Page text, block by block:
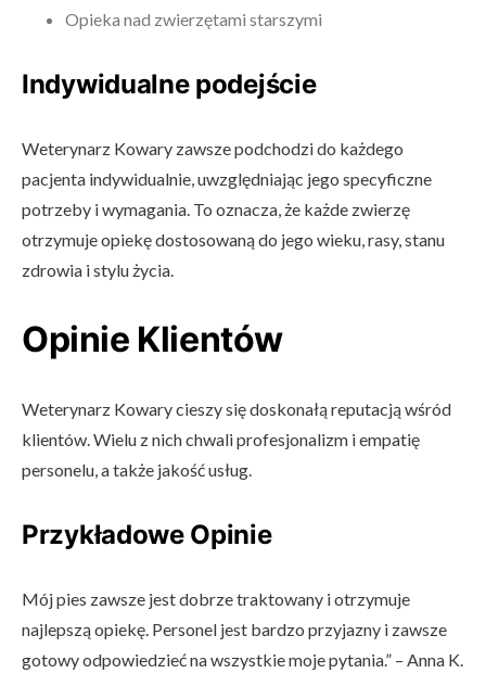
Opieka nad zwierzętami starszymi
Indywidualne podejście
Weterynarz Kowary zawsze podchodzi do każdego
pacjenta indywidualnie, uwzględniając jego specyficzne
potrzeby i wymagania. To oznacza, że każde zwierzę
otrzymuje opiekę dostosowaną do jego wieku, rasy, stanu
zdrowia i stylu życia.
Opinie Klientów
Weterynarz Kowary cieszy się doskonałą reputacją wśród
klientów. Wielu z nich chwali profesjonalizm i empatię
personelu, a także jakość usług.
Przykładowe Opinie
Mój pies zawsze jest dobrze traktowany i otrzymuje
najlepszą opiekę. Personel jest bardzo przyjazny i zawsze
gotowy odpowiedzieć na wszystkie moje pytania.” – Anna K.